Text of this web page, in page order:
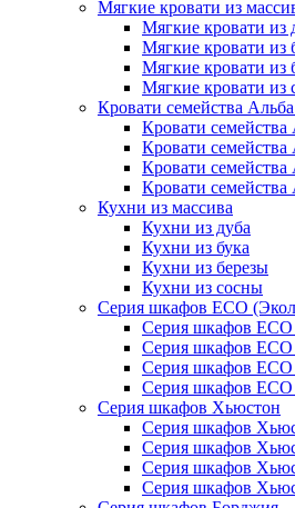
Мягкие кровати из
Мягкие кровати из
Мягкие кровати из
Мягкие кровати из
Мягкие кровати из
Кровати семейства
Кровати семейства
Кровати семейства
Кровати семейства
Кровати
Кухни из массива
Кухни из дуба
Кухни из бука
Кухни из березы
Кухни из сосны
Серия шкафов ECO
Серия шкафов ECO
Серия шкафов ECO
Серия шкафов ECO
Серия шкафов
Серия шкафов Хьюстон
Серия шкафов
Серия шкафов
Серия шкафов
Серия шкафов